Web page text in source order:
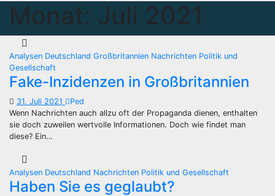
Monat: Juli 2021
Analysen Deutschland Großbritannien Nachrichten Politik und
Gesellschaft
Fake-Inzidenzen in Großbritannien
31. Juli 2021
Ped
Wenn Nachrichten auch allzu oft der Propaganda dienen, enthalten
sie doch zuweilen wertvolle Informationen. Doch wie findet man
diese? Ein…
Analysen Deutschland Nachrichten Politik und Gesellschaft
Haben Sie es geglaubt?